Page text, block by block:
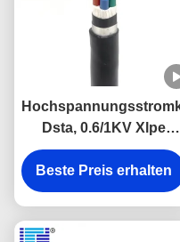
Dsta, 0.6/1KV Xlpe
isolierte PVC umhüllte
Kabel
Beste Preis erhalten